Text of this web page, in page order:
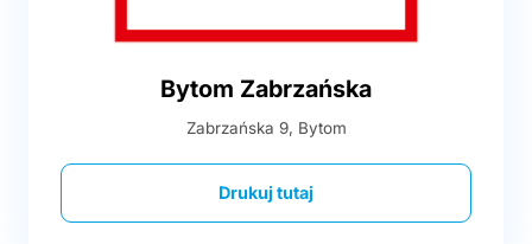
Bytom Zabrzańska
Zabrzańska 9, Bytom
Drukuj tutaj